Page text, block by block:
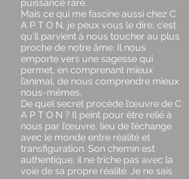
puissance rare.
Mais ce qui me fascine aussi chez C
A P T O N, je peux vous le dire, c’est
qu'il parvient à nous toucher au plus
proche de notre âme. Il nous
emporte vers une sagesse qui
permet, en comprenant mieux
l’animal, de nous comprendre mieux
nous-mêmes.
De quel secret procède l’œuvre de C
A P T O N ? Il peint pour être relié à
nous par l’œuvre, lieu de l’échange
avec le monde entre réalité et
transfiguration. Son chemin est
authentique, il ne triche pas avec la
voie de sa propre réalité. Je ne sais